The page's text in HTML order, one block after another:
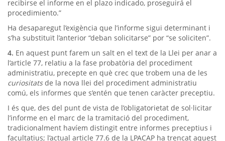
recibirse el informe en el plazo indicado, proseguirá el
procedimiento.”
Ha desaparegut l’exigència que l’informe sigui determinant i
s’ha substituït l’anterior “deban solicitarse” por “se soliciten”.
4. En aquest punt farem un salt en el text de la Llei per anar a
l’article 77, relatiu a la fase probatòria del procediment
administratiu, precepte en què crec que trobem una de les
curiositatsde la nova llei del procediment administratiu
comú, els informes que s’entén que tenen caràcter preceptiu.
I és que, des del punt de vista de l’obligatorietat de sol·licitar
l’informe en el marc de la tramitació del procediment,
tradicionalment havíem distingit entre informes preceptius i
facultatius; l’actual article 77.6 de la LPACAP ha trencat aquest